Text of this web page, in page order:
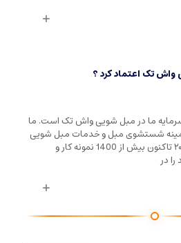
تک اعتماد کرد ؟
ما در مبل شویی واش تک است. ما
شستشوی مبل و خدمات مبل شویی
فعالیت می‌کنیم و از سال ۲۰۱۶ تاکنون بیش از 1400 نمونه کار و
در